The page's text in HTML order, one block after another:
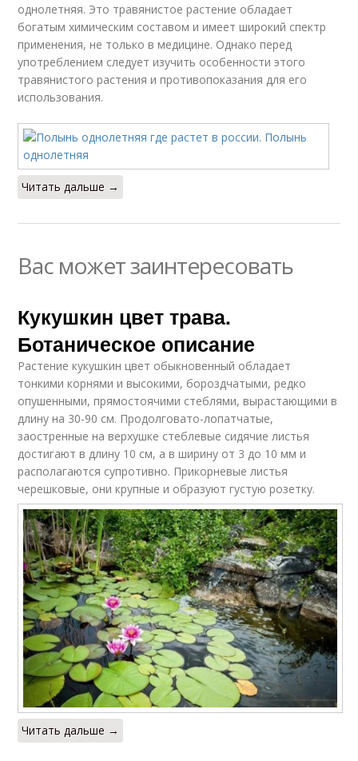
однолетняя. Это травянистое растение обладает
богатым химическим составом и имеет широкий спектр
применения, не только в медицине. Однако перед
употреблением следует изучить особенности этого
травянистого растения и противопоказания для его
использования.
Читать дальше →
Вас может заинтересовать
Кукушкин цвет трава.
Ботаническое описание
Растение кукушкин цвет обыкновенный обладает
тонкими корнями и высокими, бороздчатыми, редко
опушенными, прямостоячими стеблями, вырастающими в
длину на 30-90 см. Продолговато-лопатчатые,
заостренные на верхушке стеблевые сидячие листья
достигают в длину 10 см, а в ширину от 3 до 10 мм и
располагаются супротивно. Прикорневые листья
черешковые, они крупные и образуют густую розетку.
Читать дальше →